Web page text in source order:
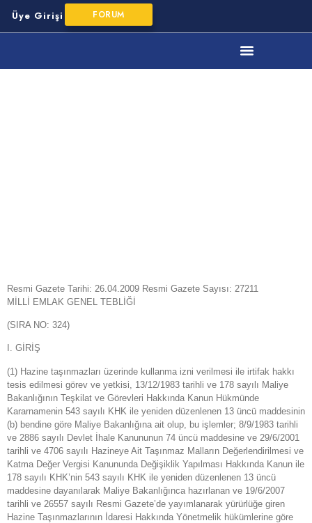
Üye Girişi FORUM
Resmi Gazete Tarihi: 26.04.2009 Resmi Gazete Sayısı: 27211
MİLLİ EMLAK GENEL TEBLİĞİ
(SIRA NO: 324)
I. GİRİŞ
(1) Hazine taşınmazları üzerinde kullanma izni verilmesi ile irtifak hakkı
tesis edilmesi görev ve yetkisi, 13/12/1983 tarihli ve 178 sayılı Maliye
Bakanlığının Teşkilat ve Görevleri Hakkında Kanun Hükmünde
Kararnamenin 543 sayılı KHK ile yeniden düzenlenen 13 üncü maddesinin
(b) bendine göre Maliye Bakanlığına ait olup, bu işlemler; 8/9/1983 tarihli
ve 2886 sayılı Devlet İhale Kanununun 74 üncü maddesine ve 29/6/2001
tarihli ve 4706 sayılı Hazineye Ait Taşınmaz Malların Değerlendirilmesi ve
Katma Değer Vergisi Kanununda Değişiklik Yapılması Hakkında Kanun ile
178 sayılı KHK’nin 543 sayılı KHK ile yeniden düzenlenen 13 üncü
maddesine dayanılarak Maliye Bakanlığınca hazırlanan ve 19/6/2007
tarihli ve 26557 sayılı Resmi Gazete’de yayımlanarak yürürlüğe giren
Hazine Taşınmazlarının İdaresi Hakkında Yönetmelik hükümlerine göre